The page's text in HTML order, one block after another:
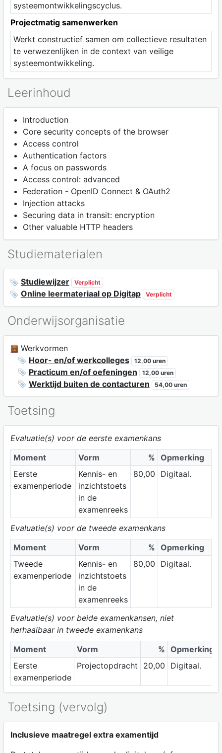
systeemontwikkelingscyclus.
Projectmatig samenwerken
Werkt constructief samen om collectieve resultaten
te verwezenlijken in de context van veilige
systeemontwikkeling.
Leerinhoud
Introduction
Core security concepts of the browser
Access control
Authentication factors
A focus on passwords
Access control: advanced
Federation - OpenID Connect & OAuth2
Injection attacks
Securing data in transit: encryption
Other valuable HTTP headers
Studiematerialen
Studiewijzer Verplicht
Online leermateriaal op Digitap Verplicht
Onderwijsorganisatie
Werkvormen
Hoor- en/of werkcolleges
12,00 uren
Practicum en/of oefeningen 12,00 uren
Werktijd buiten de contacturen 54,00 uren
Toetsing
Evaluatie(s) voor de eerste examenkans
Moment
Vorm % Opmerking
Eerste
examenperiode
Kennis- en
inzichtstoets
in de
examenreeks
80,00 Digitaal.
Evaluatie(s) voor de tweede examenkans
Moment
Vorm % Opmerking
Tweede
examenperiode
Kennis- en
inzichtstoets
in de
examenreeks
80,00 Digitaal.
Evaluatie(s) voor beide examenkansen, niet
herhaalbaar in tweede examenkans
Moment
Vorm % Opmerking
Eerste
examenperiode
Projectopdracht 20,00 Digitaal.
Toetsing (vervolg)
Inclusieve maatregel extra examentijd